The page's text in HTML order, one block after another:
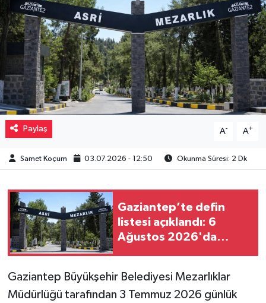
Paylaş A- A+
Samet Koçum 03.07.2026 - 12:50 Okunma Süresi: 2 Dk
Gaziantep’te defin
listesi açıklandı: 6
Ağustos 2026'da
Gaziantep Büyükşehir Belediyesi Mezarlıklar
Müdürlüğü tarafından 3 Temmuz 2026 günlük
Müzik
Piyasa
Resmi İlanlar
Sağlık
Sinemalar
Siyaset
Spor
Teknoloji
Türkiye
Video Haber